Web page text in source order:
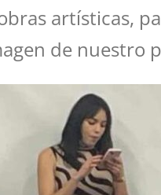
artísticas,
de nuestro